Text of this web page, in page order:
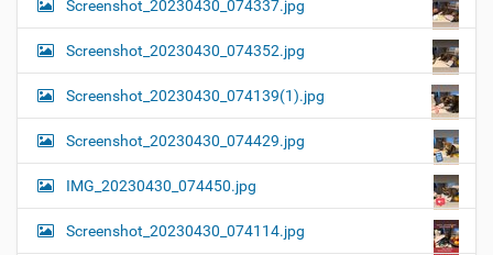
Screenshot_20230430_074337.jpg
Screenshot_20230430_074352.jpg
Screenshot_20230430_074139(1).jpg
Screenshot_20230430_074429.jpg
IMG_20230430_074450.jpg
Screenshot_20230430_074114.jpg